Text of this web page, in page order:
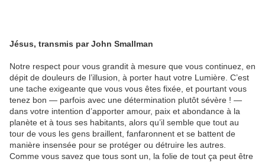
Jésus, transmis par John Smallman
Notre respect pour vous grandit à mesure que vous continuez, en
dépit de douleurs de l’illusion, à porter haut votre Lumière. C’est
une tache exigeante que vous vous êtes fixée, et pourtant vous
tenez bon — parfois avec une détermination plutôt sévère ! —
dans votre intention d’apporter amour, paix et abondance à la
planète et à tous ses habitants, alors qu’il semble que tout au
tour de vous les gens braillent, fanfaronnent et se battent de
manière insensée pour se protéger ou détruire les autres.
Comme vous savez que tous sont un, la folie de tout ça peut être